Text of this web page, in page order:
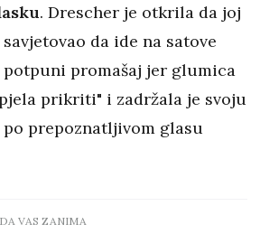
. Drescher je otkrila da joj
da ide na satove
promašaj jer glumica
prikriti" i zadržala je svoju
prepoznatljivom glasu
VAS ZANIMA